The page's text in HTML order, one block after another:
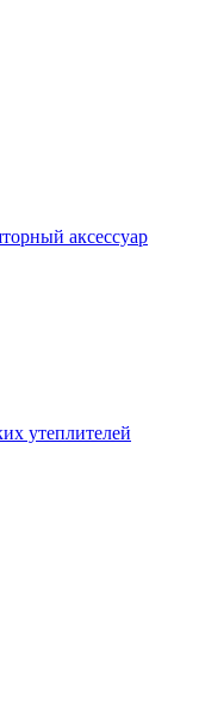
аксессуар
утеплителей